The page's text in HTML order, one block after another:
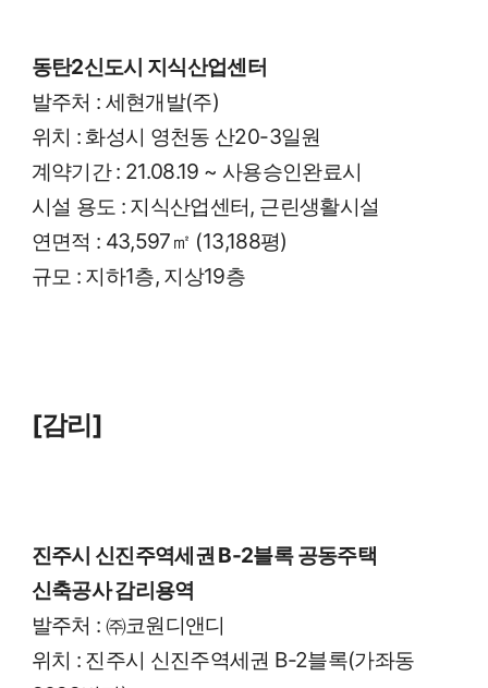
동탄2신도시 지식산업센터
발주처 : 세현개발(주)
위치 : 화성시 영천동 산20-3일원
계약기간: 21.08.19 ~ 사용승인완료시
시설 용도 : 지식산업센터, 근린생활시설
연면적 : 43,597㎡ (13,188평)
규모 : 지하1층, 지상19층
[감리]
진주시 신진주역세권 B-2블록 공동주택
신축공사 감리용역
발주처 : ㈜코원디앤디
위치 : 진주시 신진주역세권 B-2블록(가좌동